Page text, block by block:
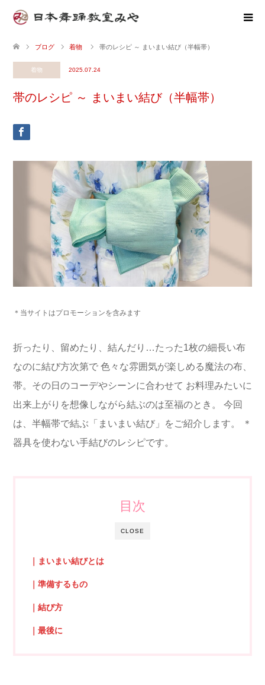
ブログ 着物 帯のレシピ ～ まいまい結び（半幅帯）
着物 2025.07.24
帯のレシピ ～ まいまい結び（半幅帯）
＊当サイトはプロモーションを含みます
折ったり、留めたり、結んだり…たった1枚の細長い布
なのに結び方次第で 色々な雰囲気が楽しめる魔法の布、
帯。 その日のコーデやシーンに合わせて お料理みたいに
出来上がりを想像しながら結ぶのは至福のとき。
今回
は、半幅帯で結ぶ「まいまい結び」をご紹介します。
＊
器具を使わない手結びのレシピです。
CLOSE
目次
｜まいまい結びとは
｜準備するもの
｜結び方
｜最後に